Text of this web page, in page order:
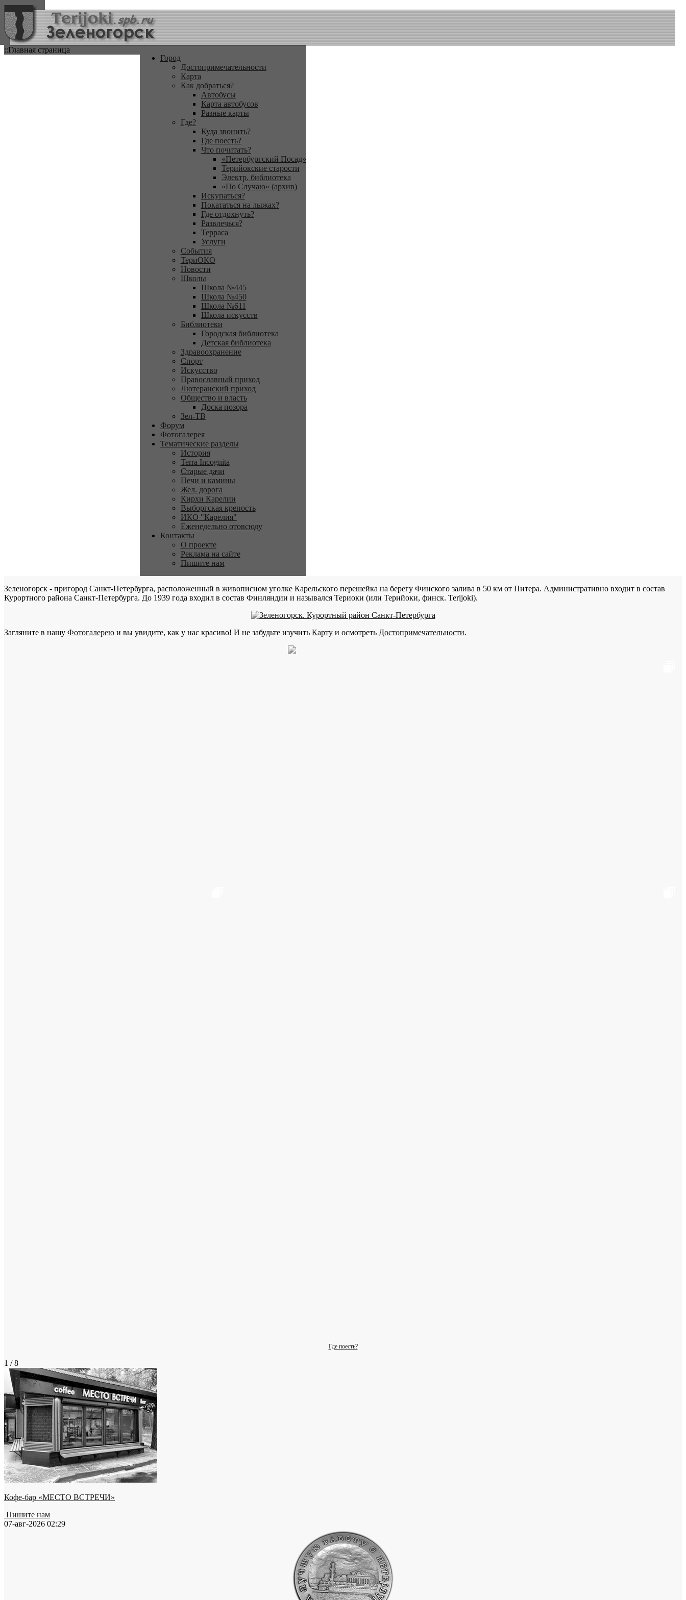
::Главная страница
Город
Достопримечательности
Карта
Как добраться?
Автобусы
Карта автобусов
Разные карты
Где?
Куда звонить?
Где поесть?
Что почитать?
«Петербургский Посад»
Терийокские старости
Электр. библиотека
«По Случаю» (архив)
Искупаться?
Покататься на лыжах?
Где отдохнуть?
Развлечься?
Терраса
Услуги
События
ТериОКО
Новости
Школы
Школа №445
Школа №450
Школа №611
Школа искусств
Библиотеки
Городская библиотека
Детская библиотека
Здравоохранение
Спорт
Искусство
Православный приход
Лютеранский приход
Общество и власть
Доска позора
Зел-ТВ
Форум
Фотогалерея
Тематические разделы
История
Terra Incognita
Старые дачи
Печи и камины
Жел. дорога
Кирхи Карелии
Выборгская крепость
ИКО "Карелия"
Еженедельно отовсюду
Контакты
О проекте
Реклама на сайте
Пишите нам
Зеленогорск - пригород Санкт-Петербурга, расположенный в живописном уголке Карельского перешейка на берегу Финского залива в 50 км от Питера. Административно входит в состав
Курортного района Санкт-Петербурга. До 1939 года входил в состав Финляндии и назывался Териоки (или Терийоки, финск. Terijoki).
Загляните в нашу Фотогалерею и вы увидите, как у нас красиво! И не забудьте изучить Карту и осмотреть Достопримечательности.
Где поесть?
1 / 8
Кофе-бар «МЕСТО ВСТРЕЧИ»
Пишите нам
07-авг-2026 02:29